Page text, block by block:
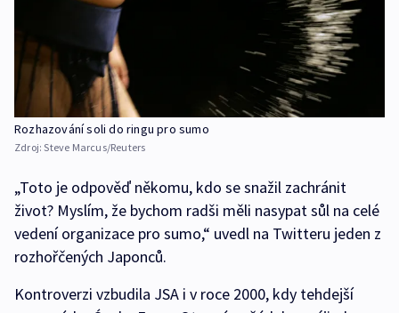
Rozhazování soli do ringu pro sumo
Zdroj:Steve Marcus/Reuters
„Toto je odpověď někomu, kdo se snažil zachránit
život? Myslím, že bychom radši měli nasypat sůl na celé
vedení organizace pro sumo,“ uvedl na Twitteru jeden z
rozhořčených Japonců.
Kontroverzi vzbudila JSA i v roce 2000, kdy tehdejší